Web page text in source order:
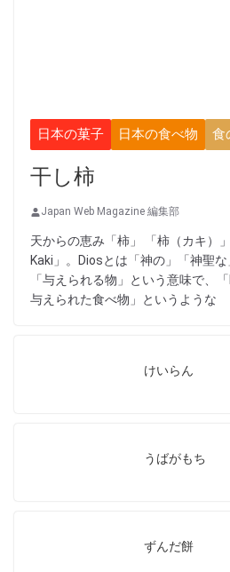
日本の菓子 日本の食べ物 食
干し柿
Japan Web Magazine 編集部
天からの恵み「柿」 「柿（カキ）
Kaki」。Diosとは「神の」「神聖な
「与えられる物」という意味で、
与えられた食べ物」というような
けいらん
うばがもち
ずんだ餅